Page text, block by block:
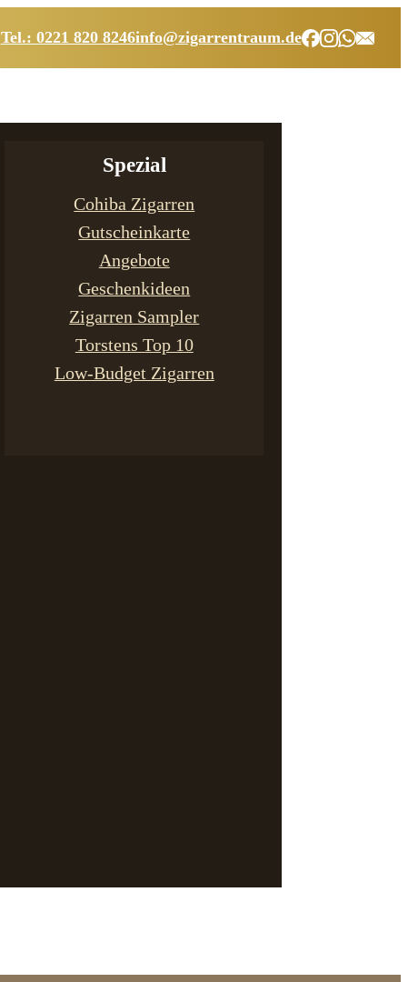
Tel.: 0221 820 8246info@zigarrentraum.de
Spezial
Cohiba Zigarren
Gutscheinkarte
Angebote
Geschenkideen
Zigarren Sampler
Torstens Top 10
Low-Budget Zigarren